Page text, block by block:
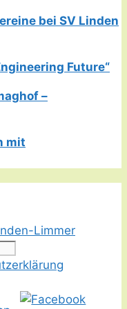
bei SV Linden
Future“
–
mit
Limmer